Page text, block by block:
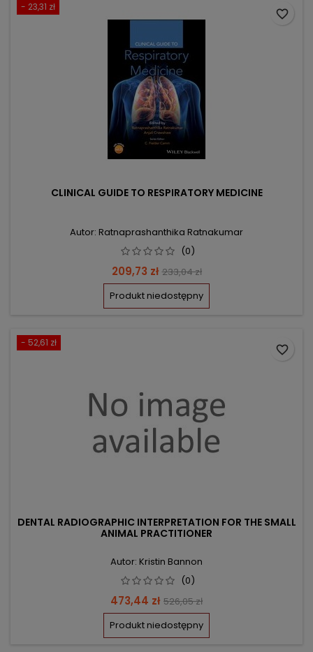
- 23,31 zł
CLINICAL GUIDE TO RESPIRATORY MEDICINE
Autor: Ratnaprashanthika Ratnakumar
(0)
Cena
209,73 zł Cena
podstawowa
233,04 zł
Produkt niedostępny
favorite_border
- 52,61 zł
DENTAL RADIOGRAPHIC INTERPRETATION FOR THE SMALL
ANIMAL PRACTITIONER
Autor: Kristin Bannon
(0)
Cena
473,44 zł Cena
podstawowa
526,05 zł
Produkt niedostępny
favorite_border